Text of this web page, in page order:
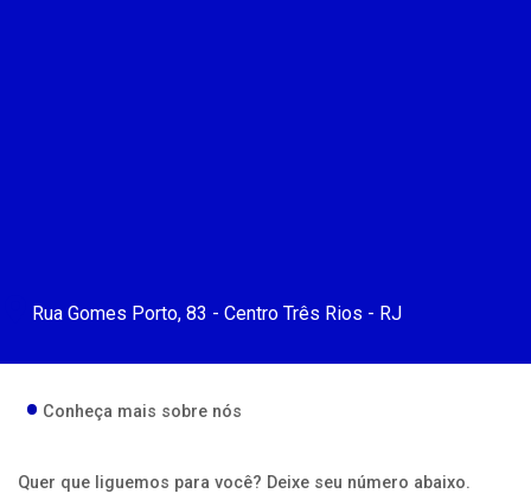
Rua Gomes Porto, 83 - Centro Três Rios - RJ
Conheça mais sobre nós
Quer que liguemos para você? Deixe seu número abaixo.